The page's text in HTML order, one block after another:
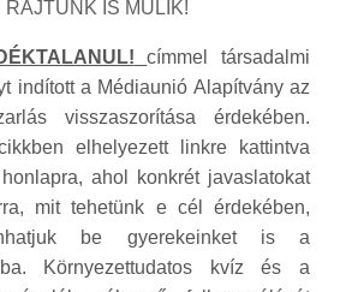
RAJTUNK IS MÚLIK!
címmel társadalmi
indított a Médiaunió Alapítvány az
visszaszorítása érdekében.
elhelyezett linkre kattintva
ahol konkrét javaslatokat
mit tehetünk e cél érdekében,
be gyerekeinket is a
Környezettudatos kvíz és a